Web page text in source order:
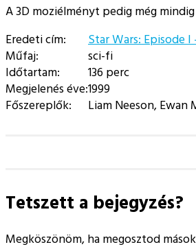
A 3D moziélményt pedig még
Eredeti cím:
Star Wars: Episode
Műfaj:
sci-fi
Időtartam:
136 perc
Megjelenés éve:1999
Főszereplők:
Liam Neeson, Ewan
Tetszett a bejegyzés?
Megköszönöm, ha megosztod